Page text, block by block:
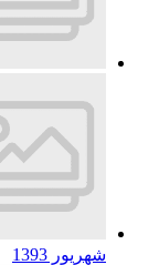
شهریور 1393